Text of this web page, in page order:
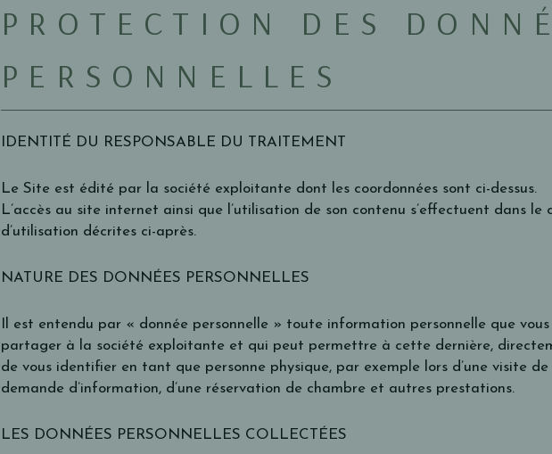
PROTECTION DES
PERSONNELLES
IDENTITÉ DU RESPONSABLE DU TRAITEMENT
Le Site est édité par la société exploitante dont les coordonnées sont ci-dessus.
L’accès au site internet ainsi que l’utilisation de son contenu s’effectuent dans le
d’utilisation décrites ci-après.
NATURE DES DONNÉES PERSONNELLES
Il est entendu par « donnée personnelle » toute information personnelle que
partager à la société exploitante et qui peut permettre à cette dernière,
de vous identifier en tant que personne physique, par exemple lors d’une visite
demande d’information, d’une réservation de chambre et autres prestations.
LES DONNÉES PERSONNELLES COLLECTÉES